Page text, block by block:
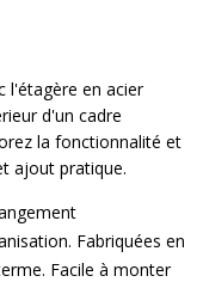
l'étagère en acier
d'un cadre
la fonctionnalité et
ajout pratique.
Fabriquées en
Facile à monter